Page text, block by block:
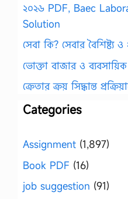
২০২৬ PDF, Baec
Solution
সেবা কি? সেবার বৈশিষ্ট্য
ভোক্তা বাজার ও ব্যবসায়িক
ক্রেতার ক্রয় সিদ্ধান্ত
Categories
Assignment (1,897)
Book PDF (16)
job suggestion (91)